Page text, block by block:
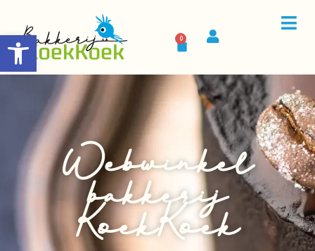
Toolbar openen 0
Webwinkel
bakkerij
KoekKoek